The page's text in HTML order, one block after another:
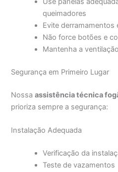
queimadores
Evite derramamentos
Não force botões e
Mantenha a
Segurança em Primeiro Lugar
Nossaassistência técnica
prioriza sempre a segurança:
Instalação Adequada
Verificação da
Teste de vazamentos